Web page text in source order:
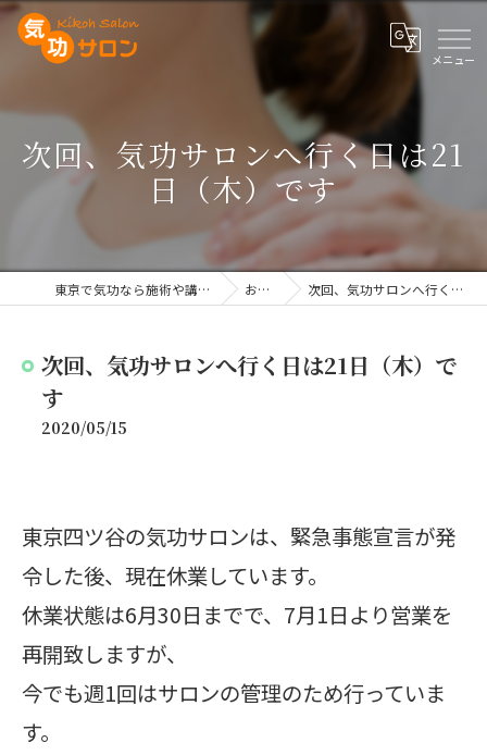
次回、気功サロンへ行く日は21
日（木）です
東京で気功なら施術や講座を行う気功サロン お知らせ 次回、気功サロンへ行く日は21日（木）です
次回、気功サロンへ行く日は21日（木）で
す
2020/05/15
東京四ツ谷の気功サロンは、緊急事態宣言が発
令した後、現在休業しています。
休業状態は6月30日までで、7月1日より営業を
再開致しますが、
今でも週1回はサロンの管理のため行っていま
す。